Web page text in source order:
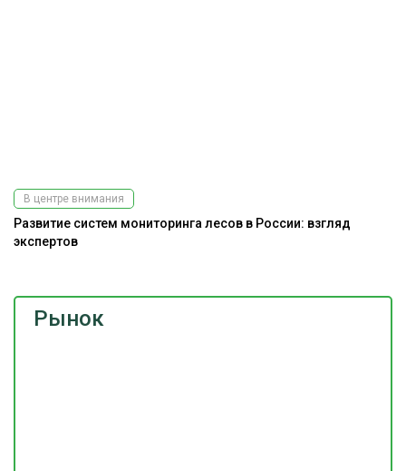
Рынок
В центре внимания
Развитие систем мониторинга лесов в России: взгляд
экспертов